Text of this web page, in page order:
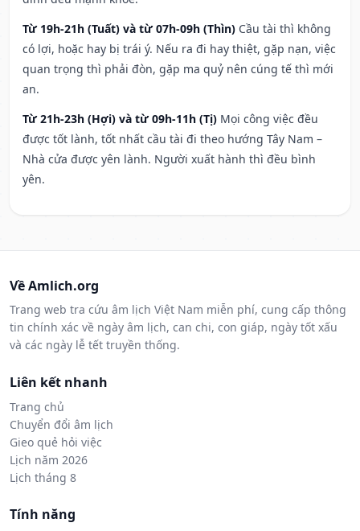
Từ 19h-21h (Tuất) và từ 07h-09h (Thìn) Cầu tài thì không
có lợi, hoặc hay bị trái ý. Nếu ra đi hay thiệt, gặp nạn, việc
quan trọng thì phải đòn, gặp ma quỷ nên cúng tế thì mới
an.
Từ 21h-23h (Hợi) và từ 09h-11h (Tị) Mọi công việc đều
được tốt lành, tốt nhất cầu tài đi theo hướng Tây Nam –
Nhà cửa được yên lành. Người xuất hành thì đều bình
yên.
Về Amlich.org
Trang web tra cứu âm lịch Việt Nam miễn phí, cung cấp thông
tin chính xác về ngày âm lịch, can chi, con giáp, ngày tốt xấu
và các ngày lễ tết truyền thống.
Liên kết nhanh
Trang chủ
Chuyển đổi âm lịch
Gieo quẻ hỏi việc
Lịch năm 2026
Lịch tháng 8
Tính năng